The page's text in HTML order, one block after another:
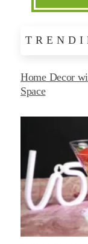
Home Decor
Space